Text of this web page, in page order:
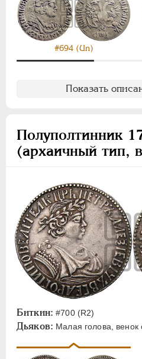
#694 (Un)
Показать
Полуполтинник
(архаичный тип,
Биткин: #700 (R2)
Дьяков: Малая голова,
АЛЕКСАНДР II 1855-1881
АЛЕКСАНДР III 1881-1894
НИКОЛАЙ II
1894-1917
ВРЕМЕННОЕ ПРАВ.